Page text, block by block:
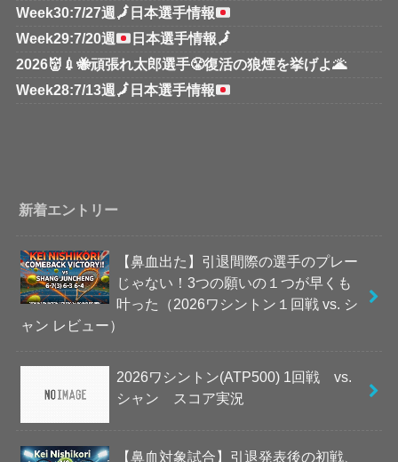
Week30:7/27週 🗾 日本選手情報
Week29:7/20週
日本選手情報🗾
2026👹💉🐝頑張れ太郎選手😤復活の狼煙を挙げよ🌋
Week28:7/13週 🗾 日本選手情報
新着エントリー
【鼻血出た】引退間際の選手のプレー
じゃない！3つの願いの１つが早くも
叶った（2026ワシントン１回戦 vs. シ
ャン レビュー）
2026ワシントン(ATP500) 1回戦 vs.
シャン スコア実況
【鼻血対象試合】引退発表後の初戦、